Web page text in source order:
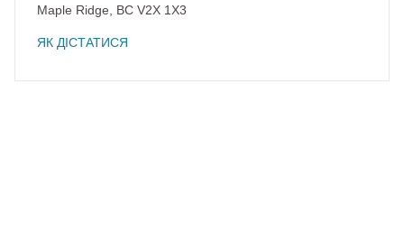
Maple Ridge
BC V2X 1X3
ЯК ДІСТАТИСЯ